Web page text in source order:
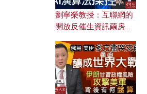
劉寧榮教授：互聯網的
開放反催生資訊繭房，
何避免遭AI演算法操
控？